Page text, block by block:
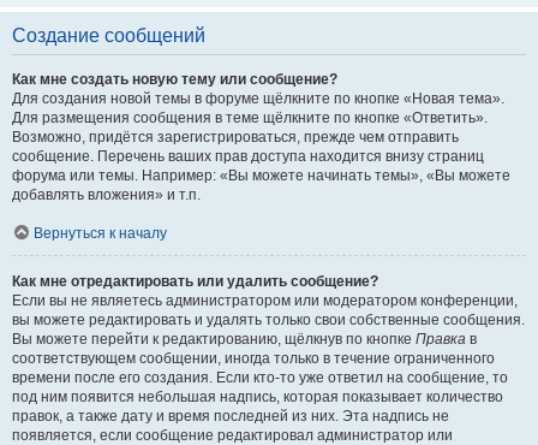
Создание сообщений
Как мне создать новую тему или сообщение?
Для создания новой темы в форуме щёлкните по кнопке «Новая тема».
Для размещения сообщения в теме щёлкните по кнопке «Ответить».
Возможно, придётся зарегистрироваться, прежде чем отправить
сообщение. Перечень ваших прав доступа находится внизу страниц
форума или темы. Например: «Вы можете начинать темы», «Вы можете
добавлять вложения» и т.п.
Вернуться к началу
Как мне отредактировать или удалить сообщение?
Если вы не являетесь администратором или модератором конференции,
вы можете редактировать и удалять только свои собственные сообщения.
Вы можете перейти к редактированию, щёлкнув по кнопке Правка в
соответствующем сообщении, иногда только в течение ограниченного
времени после его создания. Если кто-то уже ответил на сообщение, то
под ним появится небольшая надпись, которая показывает количество
правок, а также дату и время последней из них. Эта надпись не
появляется, если сообщение редактировал администратор или